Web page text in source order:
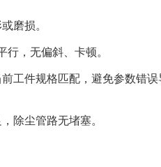
磨损。
，无偏斜、卡顿。
工件规格匹配，避免参数错
除尘管路无堵塞。